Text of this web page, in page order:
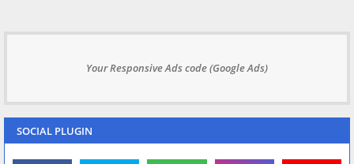
Your Responsive Ads code (Google Ads)
SOCIAL PLUGIN